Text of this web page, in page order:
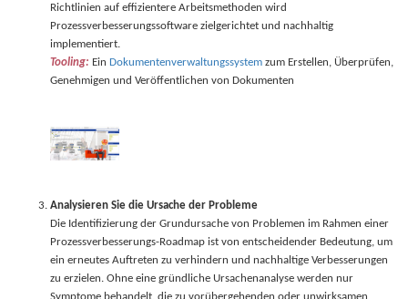
Richtlinien auf effizientere Arbeitsmethoden wird
Prozessverbesserungssoftware zielgerichtet und nachhaltig
implementiert.
Tooling: Ein Dokumentenverwaltungssystem zum Erstellen, Überprüfen,
Genehmigen und Veröffentlichen von Dokumenten
Analysieren Sie die Ursache der Probleme
Die Identifizierung der Grundursache von Problemen im Rahmen einer
Prozessverbesserungs-Roadmap ist von entscheidender Bedeutung, um
ein erneutes Auftreten zu verhindern und nachhaltige Verbesserungen
zu erzielen. Ohne eine gründliche Ursachenanalyse werden nur
Symptome behandelt, die zu vorübergehenden oder unwirksamen